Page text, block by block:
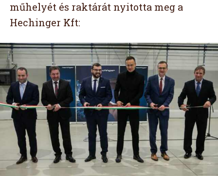
műhelyét és raktárát nyitotta meg a
Hechinger Kft: